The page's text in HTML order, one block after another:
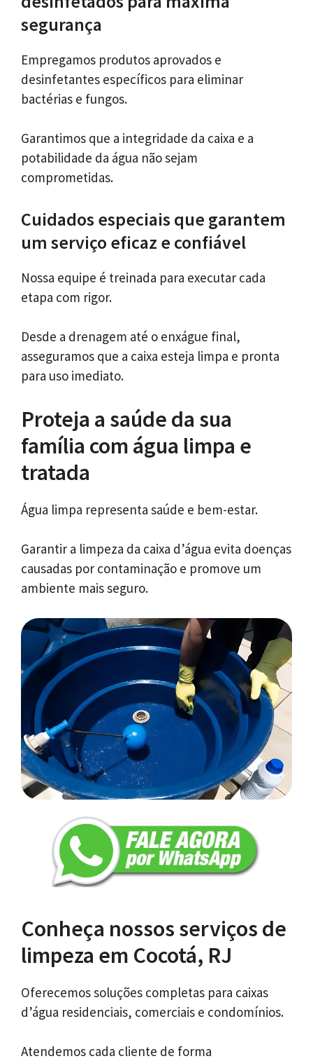
segurança
Empregamos produtos aprovados e
desinfetantes específicos para eliminar
bactérias e fungos.
Garantimos que a integridade da caixa e a
potabilidade da água não sejam
comprometidas.
Cuidados especiais que garantem
um serviço eficaz e confiável
Nossa equipe é treinada para executar cada
etapa com rigor.
Desde a drenagem até o enxágue final,
asseguramos que a caixa esteja limpa e pronta
para uso imediato.
Proteja a saúde da sua
família com água limpa e
tratada
Água limpa representa saúde e bem-estar.
Garantir a limpeza da caixa d’água evita doenças
causadas por contaminação e promove um
ambiente mais seguro.
Conheça nossos serviços de
limpeza em Cocotá, RJ
Oferecemos soluções completas para caixas
d’água residenciais, comerciais e condomínios.
Atendemos cada cliente de forma